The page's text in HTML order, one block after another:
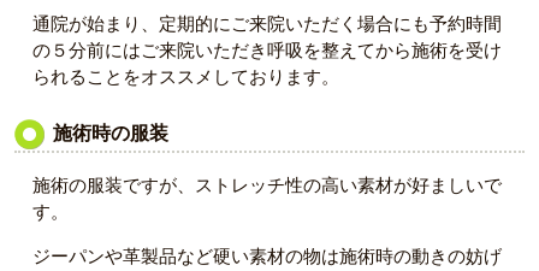
通院が始まり、定期的にご来院いただく場合にも予約時間
の５分前にはご来院いただき呼吸を整えてから施術を受け
られることをオススメしております。
施術時の服装
施術の服装ですが、ストレッチ性の高い素材が好ましいで
す。
ジーパンや革製品など硬い素材の物は施術時の動きの妨げ